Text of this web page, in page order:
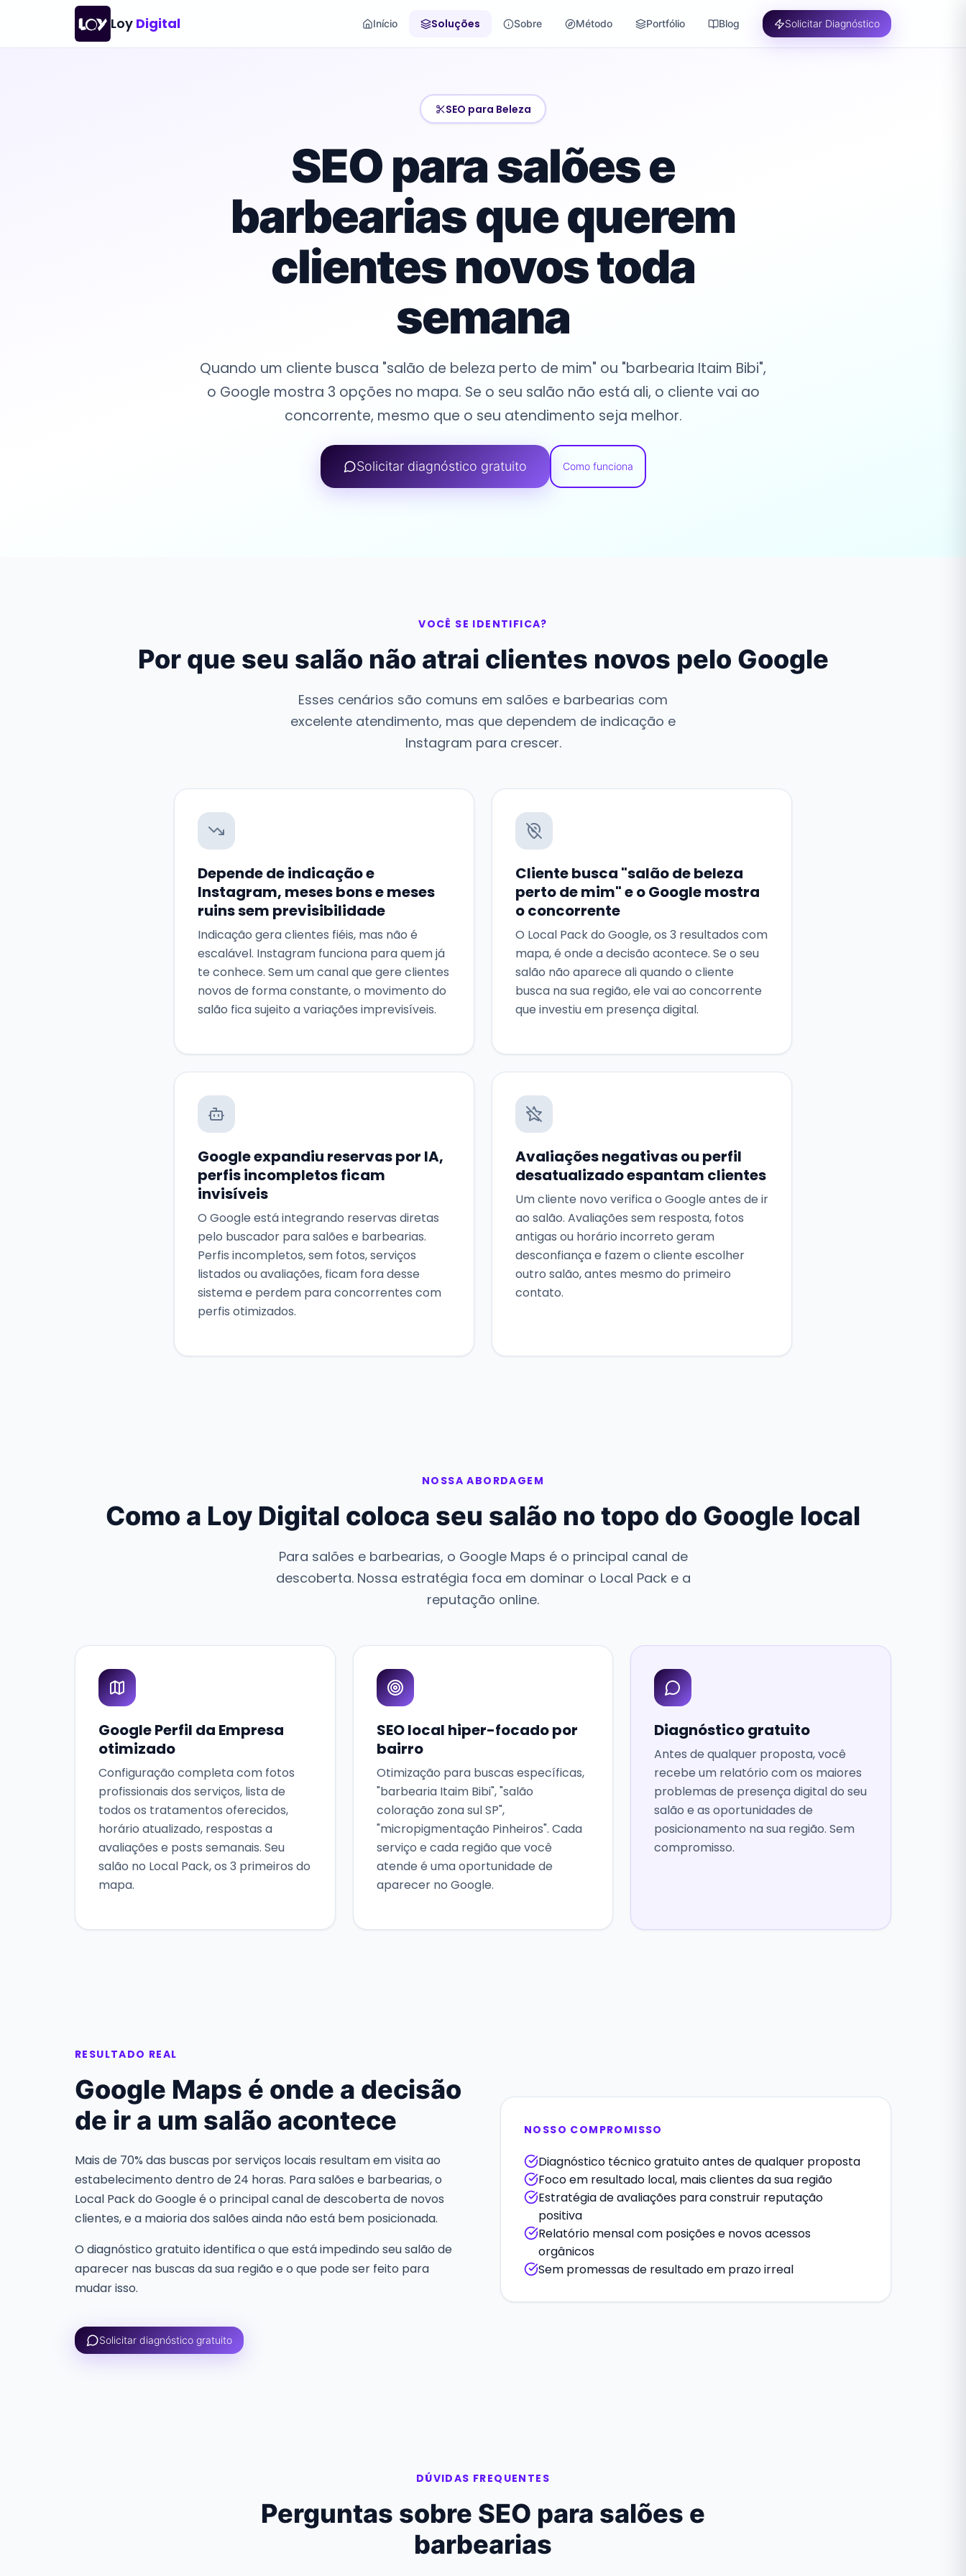
Loy Digital Início Soluções Sobre Método Portfólio Blog Solicitar Diagnóstico
SEO para Beleza
SEO para salões e
barbearias que querem
clientes novos toda
semana
Quando um cliente busca "salão de beleza perto de mim" ou "barbearia Itaim Bibi",
o Google mostra 3 opções no mapa. Se o seu salão não está ali, o cliente vai ao
concorrente, mesmo que o seu atendimento seja melhor.
Solicitar diagnóstico gratuito Como funciona
VOCÊ SE IDENTIFICA?
Por que seu salão não atrai clientes novos pelo Google
Esses cenários são comuns em salões e barbearias com
excelente atendimento, mas que dependem de indicação e
Instagram para crescer.
Depende de indicação e
Instagram, meses bons e meses
ruins sem previsibilidade
Indicação gera clientes fiéis, mas não é
escalável. Instagram funciona para quem já
te conhece. Sem um canal que gere clientes
novos de forma constante, o movimento do
salão fica sujeito a variações imprevisíveis.
Cliente busca "salão de beleza
perto de mim" e o Google mostra
o concorrente
O Local Pack do Google, os 3 resultados com
mapa, é onde a decisão acontece. Se o seu
salão não aparece ali quando o cliente
busca na sua região, ele vai ao concorrente
que investiu em presença digital.
Google expandiu reservas por IA,
perfis incompletos ficam
invisíveis
O Google está integrando reservas diretas
pelo buscador para salões e barbearias.
Perfis incompletos, sem fotos, serviços
listados ou avaliações, ficam fora desse
sistema e perdem para concorrentes com
perfis otimizados.
Avaliações negativas ou perfil
desatualizado espantam clientes
Um cliente novo verifica o Google antes de ir
ao salão. Avaliações sem resposta, fotos
antigas ou horário incorreto geram
desconfiança e fazem o cliente escolher
outro salão, antes mesmo do primeiro
contato.
NOSSA ABORDAGEM
Como a Loy Digital coloca seu salão no topo do Google local
Para salões e barbearias, o Google Maps é o principal canal de
descoberta. Nossa estratégia foca em dominar o Local Pack e a
reputação online.
Google Perfil da Empresa
otimizado
Configuração completa com fotos
profissionais dos serviços, lista de
todos os tratamentos oferecidos,
horário atualizado, respostas a
avaliações e posts semanais. Seu
salão no Local Pack, os 3 primeiros do
mapa.
SEO local hiper-focado por
bairro
Otimização para buscas específicas,
"barbearia Itaim Bibi", "salão
coloração zona sul SP",
"micropigmentação Pinheiros". Cada
serviço e cada região que você
atende é uma oportunidade de
aparecer no Google.
Diagnóstico gratuito
Antes de qualquer proposta, você
recebe um relatório com os maiores
problemas de presença digital do seu
salão e as oportunidades de
posicionamento na sua região. Sem
compromisso.
RESULTADO REAL
Google Maps é onde a decisão
de ir a um salão acontece
Mais de 70% das buscas por serviços locais resultam em visita ao
estabelecimento dentro de 24 horas. Para salões e barbearias, o
Local Pack do Google é o principal canal de descoberta de novos
clientes, e a maioria dos salões ainda não está bem posicionada.
O diagnóstico gratuito identifica o que está impedindo seu salão de
aparecer nas buscas da sua região e o que pode ser feito para
mudar isso.
Solicitar diagnóstico gratuito
NOSSO COMPROMISSO
Diagnóstico técnico gratuito antes de qualquer proposta
Foco em resultado local, mais clientes da sua região
Estratégia de avaliações para construir reputação
positiva
Relatório mensal com posições e novos acessos
orgânicos
Sem promessas de resultado em prazo irreal
DÚVIDAS FREQUENTES
Perguntas sobre SEO para salões e
barbearias